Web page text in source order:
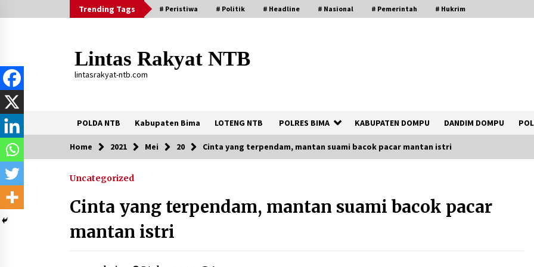
to
Trending Tags # Peristiwa # Politik # Headline # Nasional # Pemerintah # Hukrim
Lintas Rakyat NTB
lintasrakyat-ntb.com
POLDA NTB Kabupaten Bima LOTENG NTB POLRES BIMA KABUPATEN DOMPU DANDIM DOMPU
Trending Now
di Dompu, Ketegangan Memuncak di
Kampung Bebas Dari Narkoba
Ketua DPRD Dompu untuk Dirujuk ke
RSJ
Home 2021 Mei 20 Cinta yang terpendam, mantan suami bacok pacar mantan istri
Uncategorized
Cinta yang terpendam, mantan suami bacok pacar
mantan istri